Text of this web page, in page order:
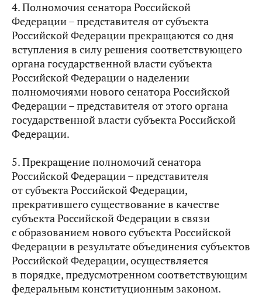
4. Полномочия сенатора Российской
Федерации – представителя от субъекта
Российской Федерации прекращаются со дня
вступления в силу решения соответствующего
органа государственной власти субъекта
Российской Федерации о наделении
полномочиями нового сенатора Российской
Федерации – представителя от этого органа
государственной власти субъекта Российской
Федерации.
5. Прекращение полномочий сенатора
Российской Федерации – представителя
от субъекта Российской Федерации,
прекратившего существование в качестве
субъекта Российской Федерации в связи
с образованием нового субъекта Российской
Федерации в результате объединения субъектов
Российской Федерации, осуществляется
в порядке, предусмотренном соответствующим
федеральным конституционным законом.